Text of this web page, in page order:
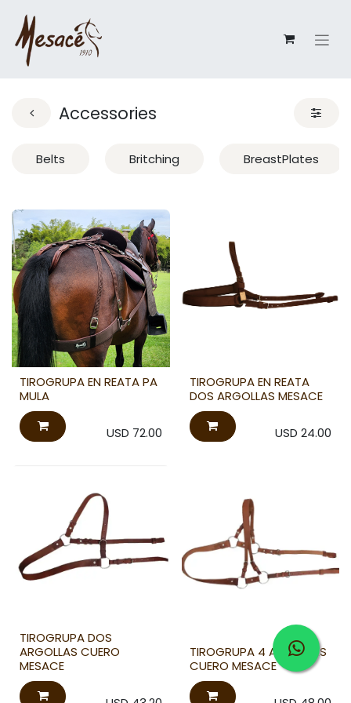
Accessories
Belts Britching BreastPlates
TIROGRUPA EN REATA PA
MULA
USD 72.00
TIROGRUPA EN REATA
DOS ARGOLLAS MESACE
USD 24.00
TIROGRUPA DOS
ARGOLLAS CUERO
MESACE
TIROGRUPA 4 ARGOLLAS
CUERO MESACE